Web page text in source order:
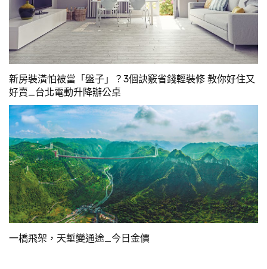
新房裝潢怕被當「盤子」？3個訣竅省錢輕裝修 教你好住又
好賣_台北電動升降辦公桌
一橋飛架，天塹變通途_今日金價